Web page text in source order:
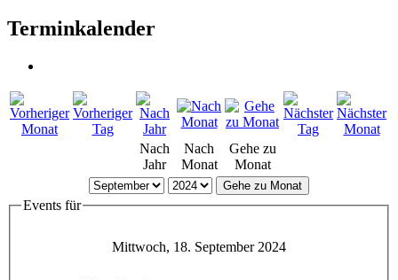
Terminkalender
Nach
Jahr
Nach
Monat
Gehe zu
Monat
Gehe zu Monat
Events für
Mittwoch, 18. September 2024